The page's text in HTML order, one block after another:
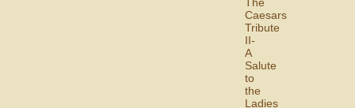
Caesars
Tribute
II-
A
Salute
to
the
Ladies